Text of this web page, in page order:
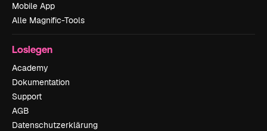
Mobile App
Alle Magnific-Tools
Loslegen
Academy
Dokumentation
Support
AGB
Datenschutzerklärung